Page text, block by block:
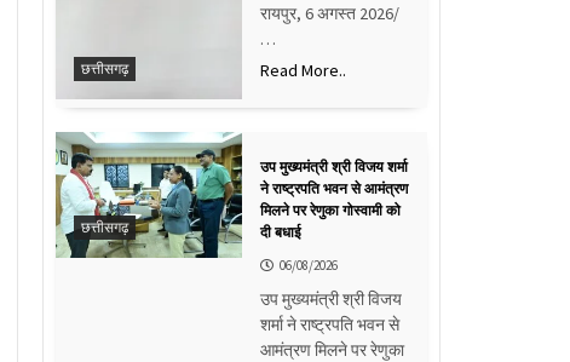
छत्तीसगढ़
रायपुर, 6 अगस्त 2026/
…
Read More..
छत्तीसगढ़
उप मुख्यमंत्री श्री विजय शर्मा
ने राष्ट्रपति भवन से आमंत्रण
मिलने पर रेणुका गोस्वामी को
दी बधाई
06/08/2026
उप मुख्यमंत्री श्री विजय
शर्मा ने राष्ट्रपति भवन से
आमंत्रण मिलने पर रेणुका